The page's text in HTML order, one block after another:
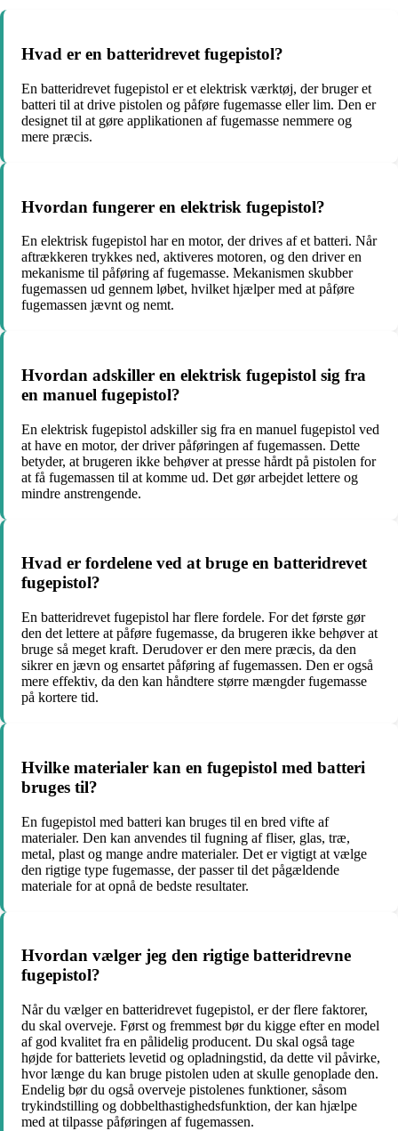
Hvad er en batteridrevet fugepistol?
En batteridrevet fugepistol er et elektrisk værktøj, der bruger et
batteri til at drive pistolen og påføre fugemasse eller lim. Den er
designet til at gøre applikationen af fugemasse nemmere og
mere præcis.
Hvordan fungerer en elektrisk fugepistol?
En elektrisk fugepistol har en motor, der drives af et batteri. Når
aftrækkeren trykkes ned, aktiveres motoren, og den driver en
mekanisme til påføring af fugemasse. Mekanismen skubber
fugemassen ud gennem løbet, hvilket hjælper med at påføre
fugemassen jævnt og nemt.
Hvordan adskiller en elektrisk fugepistol sig fra
en manuel fugepistol?
En elektrisk fugepistol adskiller sig fra en manuel fugepistol ved
at have en motor, der driver påføringen af fugemassen. Dette
betyder, at brugeren ikke behøver at presse hårdt på pistolen for
at få fugemassen til at komme ud. Det gør arbejdet lettere og
mindre anstrengende.
Hvad er fordelene ved at bruge en batteridrevet
fugepistol?
En batteridrevet fugepistol har flere fordele. For det første gør
den det lettere at påføre fugemasse, da brugeren ikke behøver at
bruge så meget kraft. Derudover er den mere præcis, da den
sikrer en jævn og ensartet påføring af fugemassen. Den er også
mere effektiv, da den kan håndtere større mængder fugemasse
på kortere tid.
Hvilke materialer kan en fugepistol med batteri
bruges til?
En fugepistol med batteri kan bruges til en bred vifte af
materialer. Den kan anvendes til fugning af fliser, glas, træ,
metal, plast og mange andre materialer. Det er vigtigt at vælge
den rigtige type fugemasse, der passer til det pågældende
materiale for at opnå de bedste resultater.
Hvordan vælger jeg den rigtige batteridrevne
fugepistol?
Når du vælger en batteridrevet fugepistol, er der flere faktorer,
du skal overveje. Først og fremmest bør du kigge efter en model
af god kvalitet fra en pålidelig producent. Du skal også tage
højde for batteriets levetid og opladningstid, da dette vil påvirke,
hvor længe du kan bruge pistolen uden at skulle genoplade den.
Endelig bør du også overveje pistolenes funktioner, såsom
trykindstilling og dobbelthastighedsfunktion, der kan hjælpe
med at tilpasse påføringen af fugemassen.